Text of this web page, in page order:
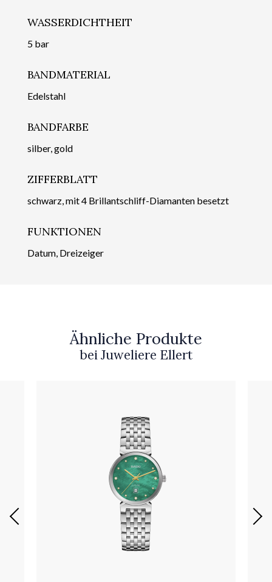
WASSERDICHTHEIT
5 bar
BANDMATERIAL
Edelstahl
BANDFARBE
silber, gold
ZIFFERBLATT
schwarz, mit 4 Brillantschliff-Diamanten besetzt
FUNKTIONEN
Datum, Dreizeiger
Ähnliche Produkte
bei Juweliere Ellert